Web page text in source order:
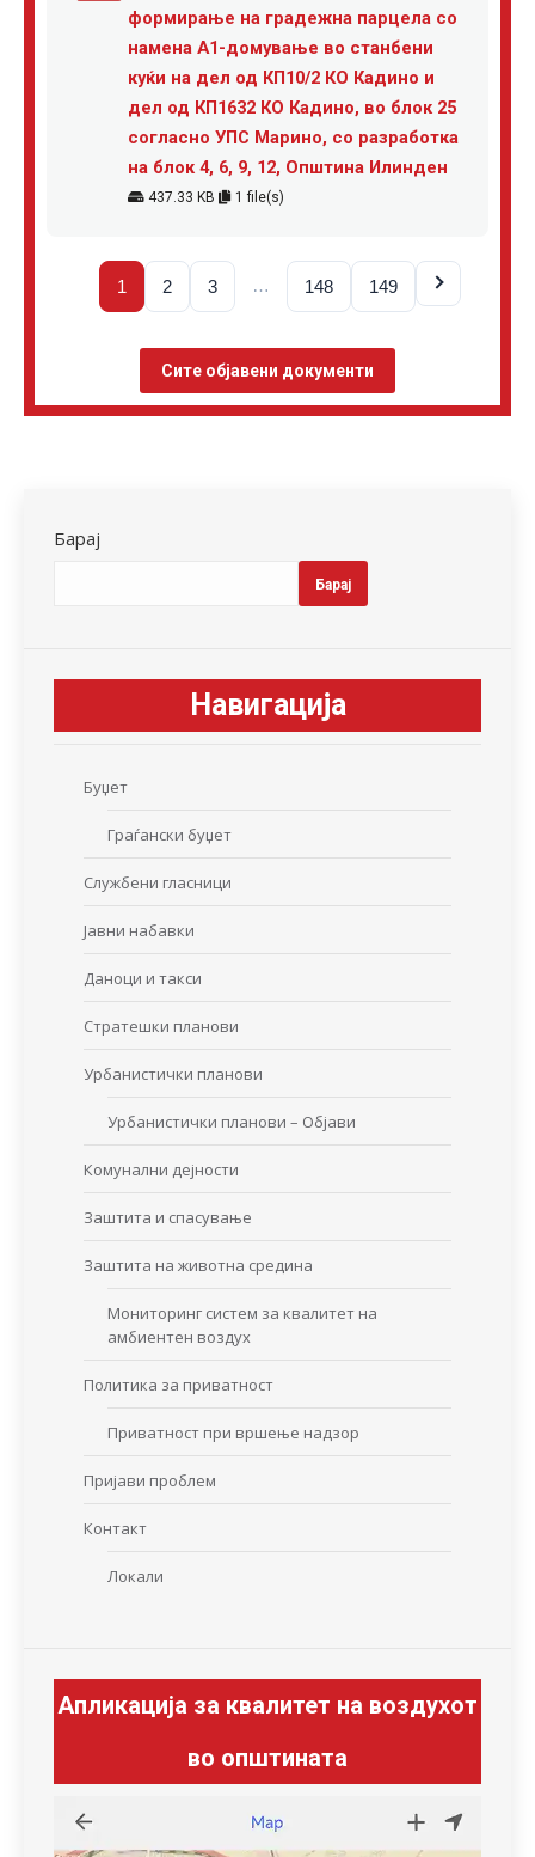
формирање на градежна парцела со
намена А1-домување во станбени
куќи на дел од КП10/2 КО Кадино и
дел од КП1632 КО Кадино, во блок 25
согласно УПС Марино, со разработка
на блок 4, 6, 9, 12, Општина Илинден
437.33 KB 1 file(s)
1 2 3 … 148 149
Сите објавени документи
Барај
Барај
Навигација
Буџет
Граѓански буџет
Службени гласници
Јавни набавки
Даноци и такси
Стратешки планови
Урбанистички планови
Урбанистички планови – Објави
Комунални дејности
Заштита и спасување
Заштита на животна средина
Мониторинг систем за квалитет на
амбиентен воздух
Политика за приватност
Приватност при вршење надзор
Пријави проблем
Контакт
Локали
Апликација за квалитет на воздухот
во општината